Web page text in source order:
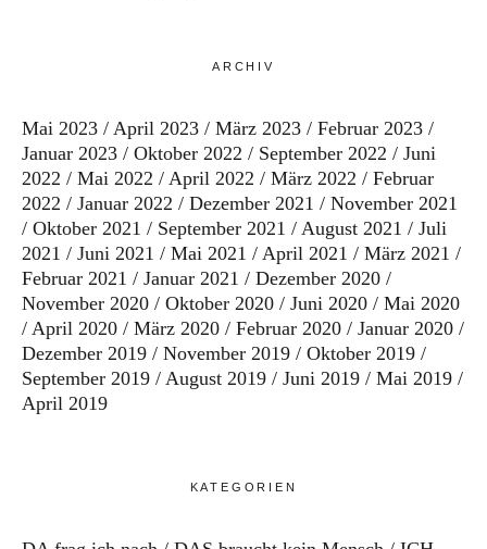
ARCHIV
Mai 2023 April 2023 März 2023
Februar 2023
Januar 2023
Oktober 2022 September 2022
Juni
2022
Mai 2022 April 2022 März 2022
Februar
2022
Januar 2022 Dezember 2021
November 2021
Oktober 2021
September 2021 August 2021
Juli
2021
Juni 2021 Mai 2021 April 2021
März 2021
Februar 2021
Januar 2021
Dezember 2020
November 2020
Oktober 2020 Juni 2020
Mai 2020
April 2020
März 2020 Februar 2020
Januar 2020
Dezember 2019
November 2019
Oktober 2019
September 2019
August 2019 Juni 2019
Mai 2019
April 2019
KATEGORIEN